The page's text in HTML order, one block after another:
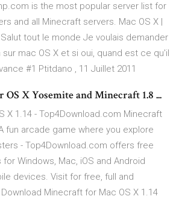
is the most popular server list for
and all Minecraft servers. Mac OS X |
tout le monde Je voulais demander
mac OS X et si oui, quand est ce qu'il
#1 Ptitdano , 11 Juillet 2011
OS X Yosemite and Minecraft 1.8 ...
X 1.14 - Top4Download.com Minecraft
fun arcade game where you explore
- Top4Download.com offers free
Windows, Mac, iOS and Android
devices. Visit for free, full and
Minecraft for Mac OS X 1.14